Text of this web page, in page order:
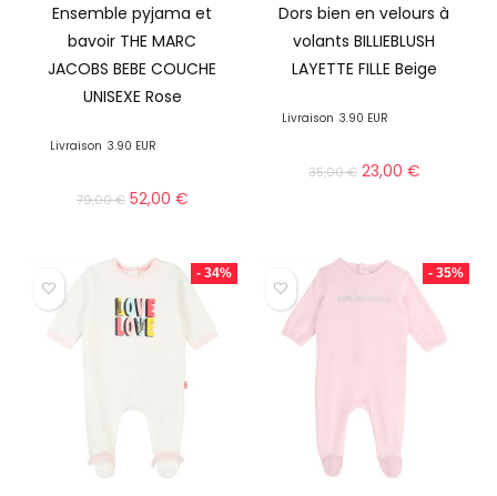
Ensemble pyjama et
bavoir THE MARC
JACOBS BEBE COUCHE
UNISEXE Rose
Livraison 3.90 EUR
79,00€ 52,00 €
Dors bien en velours à
volants BILLIEBLUSH
LAYETTE FILLE Beige
Livraison 3.90 EUR
35,00€ 23,00 €
- 34% - 35%